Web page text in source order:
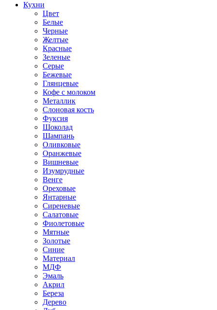
Кухни
Цвет
Белые
Черные
Желтые
Красные
Зеленые
Серые
Бежевые
Глянцевые
Кофе с молоком
Металлик
Слоновая кость
Фуксия
Шоколад
Шампань
Оливковые
Оранжевые
Вишневые
Изумрудные
Венге
Ореховые
Янтарные
Сиреневые
Салатовые
Фиолетовые
Мятные
Золотые
Синие
Материал
МДФ
Эмаль
Акрил
Береза
Дерево